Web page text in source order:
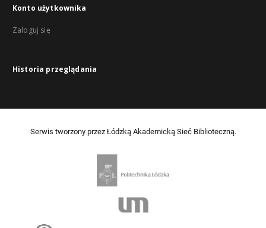
Konto użytkownika
Zaloguj się
Historia przeglądania
Serwis tworzony przez Łódzką Akademicką Sieć Biblioteczną.